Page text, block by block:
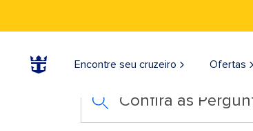
Encontre seu cruzeiro Ofertas
Confira as